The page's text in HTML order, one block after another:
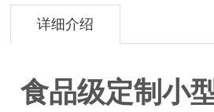
详细介绍
食品级定制小